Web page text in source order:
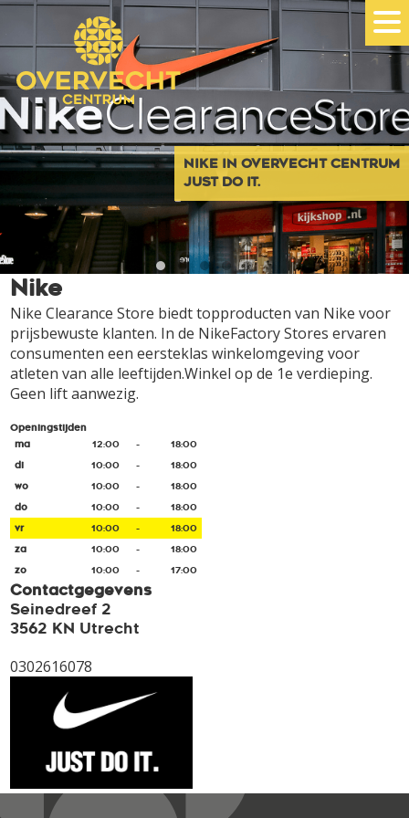
NIKE IN OVERVECHT CENTRUM
JUST DO IT.
Nike
Nike Clearance Store biedt topproducten van Nike voor
prijsbewuste klanten. In de NikeFactory Stores ervaren
consumenten een eersteklas winkelomgeving voor
atleten van alle leeftijden.Winkel op de 1e verdieping.
Geen lift aanwezig.
Openingstijden
ma
12:00 -
18:00
di
10:00 -
18:00
wo
10:00 -
18:00
do
10:00 -
18:00
vr
10:00 -
18:00
za
10:00 -
18:00
zo
10:00 - 17:00
Contactgegevens
Seinedreef 2
3562 KN Utrecht
0302616078